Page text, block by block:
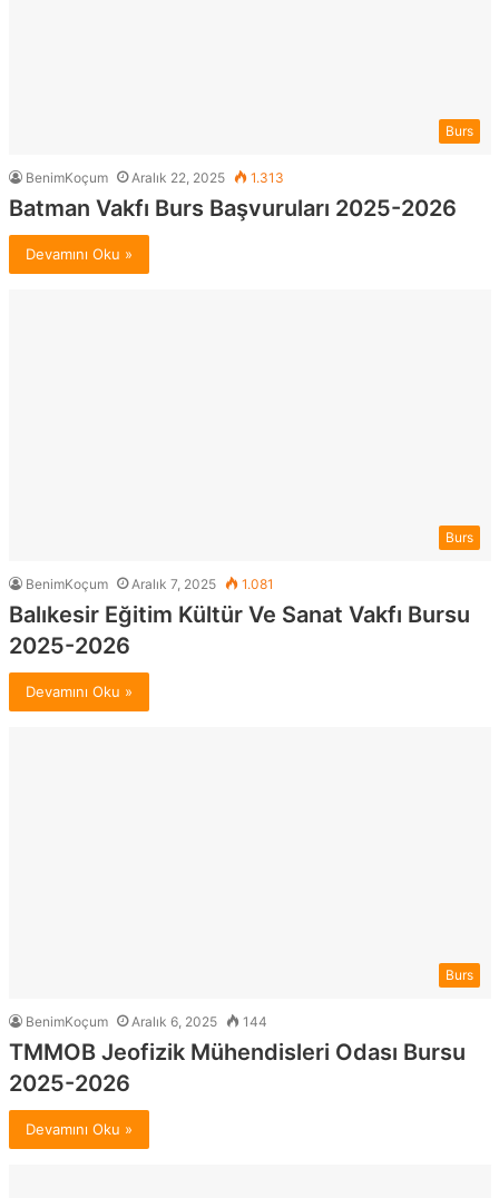
Burs
BenimKoçum Aralık 22, 2025 1.313
Batman Vakfı Burs Başvuruları 2025-2026
Devamını Oku »
Burs
BenimKoçum Aralık 7, 2025 1.081
Balıkesir Eğitim Kültür Ve Sanat Vakfı Bursu
2025-2026
Devamını Oku »
Burs
BenimKoçum Aralık 6, 2025 144
TMMOB Jeofizik Mühendisleri Odası Bursu
2025-2026
Devamını Oku »